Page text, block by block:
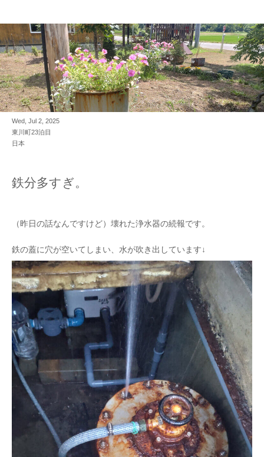
Wed, Jul 2, 2025
東川町23泊目
日本
鉄分多すぎ。
（昨日の話なんですけど）壊れた浄水器の続報です。
鉄の蓋に穴が空いてしまい、水が吹き出しています↓